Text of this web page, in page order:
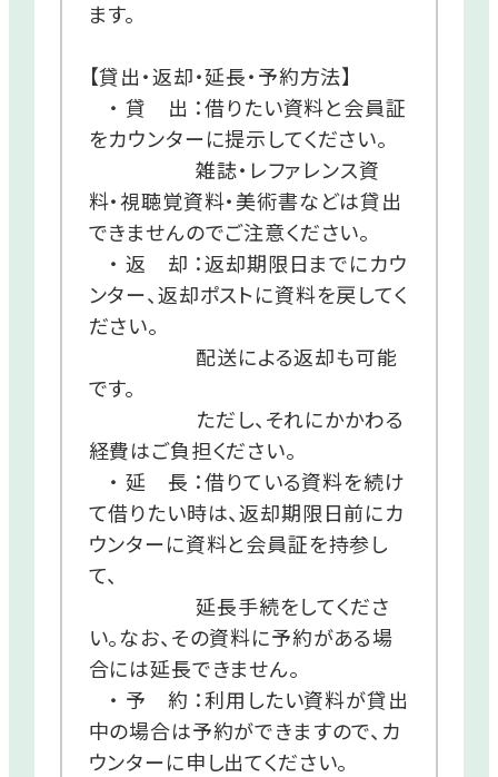
ます。
【貸出・返却・延長・予約方法】
・ 貸 出 ：借りたい資料と会員証
をカウンターに提示してください。
雑誌・レファレンス資
料・視聴覚資料・美術書などは貸出
できませんのでご注意ください。
・ 返 却 ：返却期限日までにカウ
ンター、返却ポストに資料を戻してく
ださい。
配送による返却も可能
です。
ただし、それにかかわる
経費はご負担ください。
・ 延 長 ：借りている資料を続け
て借りたい時は、返却期限日前にカ
ウンターに資料と会員証を持参し
て、
延長手続をしてくださ
い。なお、その資料に予約がある場
合には延長できません。
・ 予 約 ：利用したい資料が貸出
中の場合は予約ができますので、カ
ウンターに申し出てください。